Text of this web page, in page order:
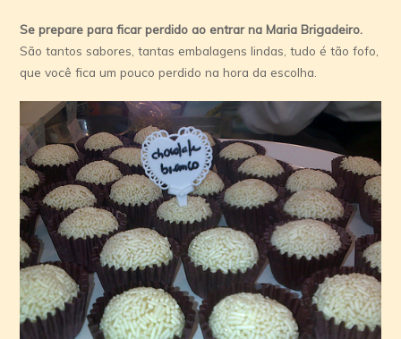
Se prepare para ficar perdido ao entrar na Maria Brigadeiro.
São tantos sabores, tantas embalagens lindas, tudo é tão fofo,
que você fica um pouco perdido na hora da escolha.